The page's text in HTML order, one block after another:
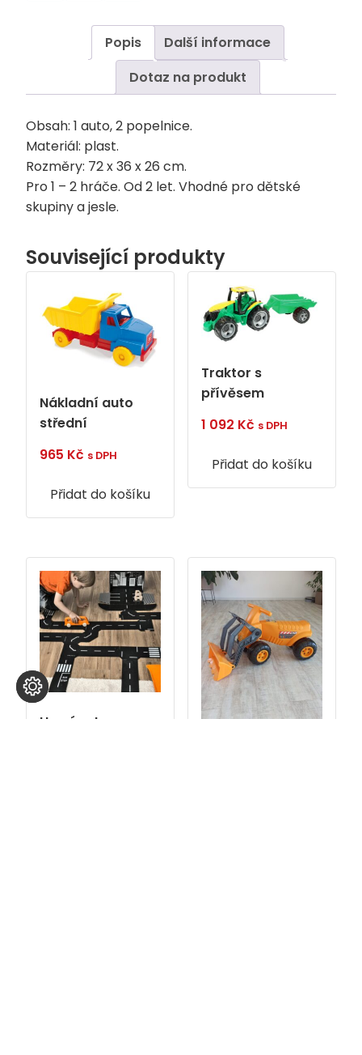
Popis
Další informace
Dotaz na produkt
Obsah: 1 auto, 2 popelnice.
Materiál: plast.
Rozměry: 72 x 36 x 26 cm.
Pro 1 – 2 hráče. Od 2 let. Vhodné pro dětské
skupiny a jesle.
Související produkty
Nákladní auto
střední
965 Kč s DPH
Přidat do košíku
Traktor s
přívěsem
1 092 Kč s DPH
Přidat do košíku
Herní set